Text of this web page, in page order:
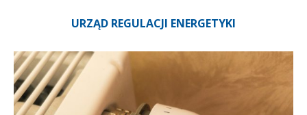
URZĄD REGULACJI ENERGETYKI